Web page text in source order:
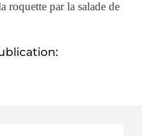
roquette par la salade de